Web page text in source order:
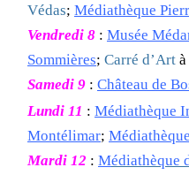
Védas; Médiathèque
Vendredi 8 : Musée
Sommières; Carré d’Art à
Samedi 9 : Château de
Lundi 11 : Médiathèque
Montélimar; M
Mardi 12 : Médiathèque